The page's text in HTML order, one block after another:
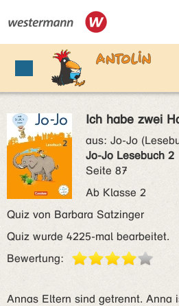
Ich habe zwei
aus: Jo-Jo
Jo-Jo Lesebuch 2
Seite 87
Ab Klasse 2
Quiz von Barbara Satzinger
Quiz wurde 4225-mal bearbeitet.
Bewertung:
Annas Eltern sind getrennt. Anna